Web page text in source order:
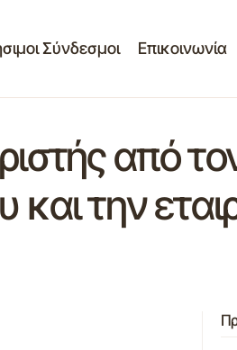
Σύνδεσμοι Επικοινωνία
από
την